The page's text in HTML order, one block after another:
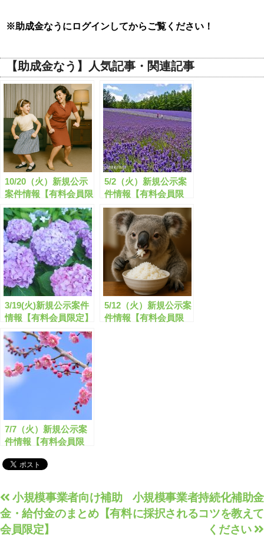
※助成金なうにログインしてからご覧ください！
【助成金なう】人気記事・関連記事
10/20（火）新規公示
案件情報【有料会員限
定】
5/2（火）新規公示案
件情報【有料会員限
定】
3/19(火)新規公示案件
情報【有料会員限定】
5/12（火）新規公示案
件情報【有料会員限
7/7（火）新規公示案
件情報【有料会員限
投
稿
ナ
小規模事業者持続化補助金
に採択されるコツを教えて
ください
小規模事業者向け補助
金・給付金のまとめ【有料
会員限定】